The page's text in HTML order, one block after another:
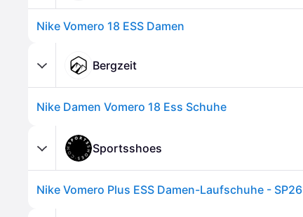
Nike Vomero 18 ESS Damen
Bergzeit
Nike Damen Vomero 18 Ess Schuhe
Sportsshoes
Nike Vomero Plus ESS Damen-Laufschuhe - SP26